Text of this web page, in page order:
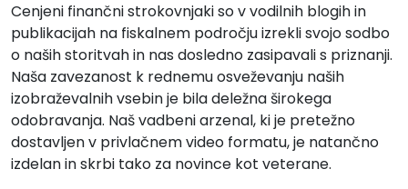
Cenjeni finančni strokovnjaki so v vodilnih blogih in
publikacijah na fiskalnem področju izrekli svojo sodbo
o naših storitvah in nas dosledno zasipavali s priznanji.
Naša zavezanost k rednemu osveževanju naših
izobraževalnih vsebin je bila deležna širokega
odobravanja. Naš vadbeni arzenal, ki je pretežno
dostavljen v privlačnem video formatu, je natančno
izdelan in skrbi tako za novince kot veterane.